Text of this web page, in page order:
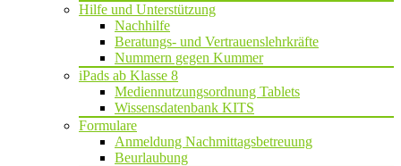
Hilfe und Unterstützung
Nachhilfe
Beratungs- und Vertrauenslehrkräfte
Nummern gegen Kummer
iPads ab Klasse 8
Mediennutzungsordnung Tablets
Wissensdatenbank KITS
Formulare
Anmeldung Nachmittagsbetreuung
Beurlaubung